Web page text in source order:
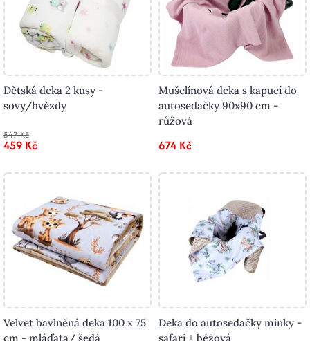
Dětská deka 2 kusy -
sovy/hvězdy
547 Kč
459 Kč
Mušelínová deka s kapucí do
autosedačky 90x90 cm -
růžová
674 Kč
Velvet bavlněná deka 100 x 75
cm - mláďata/ šedá
Deka do autosedačky minky -
safari + béžová